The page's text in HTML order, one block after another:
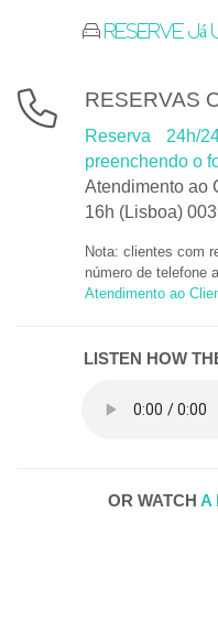
Reserve já
RESERVAS
Reserva 24h/
preenchendo o
Atendimento ao
16h (Lisboa)
Nota: clientes com
número de telefone
Atendimento ao
LISTEN HOW
OR WATCH A